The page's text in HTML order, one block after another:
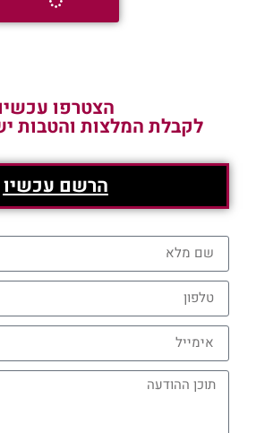
הצטרפו
לקבלת המלצות והטבות
הרשם עכשיו